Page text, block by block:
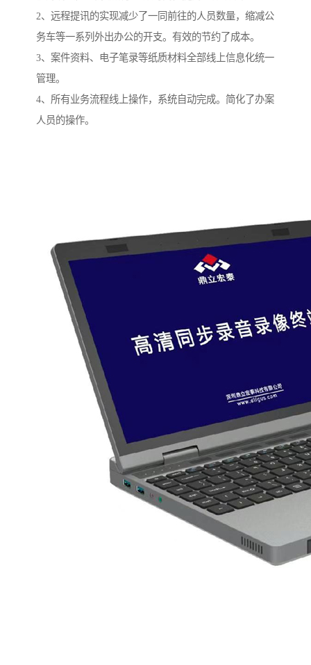
2、远程提讯的实现减少了一同前往的人员数量，缩减公
务车等一系列外出办公的开支。有效的节约了成本。
3、案件资料、电子笔录等纸质材料全部线上信息化统一
管理。
4、所有业务流程线上操作，系统自动完成。简化了办案
人员的操作。